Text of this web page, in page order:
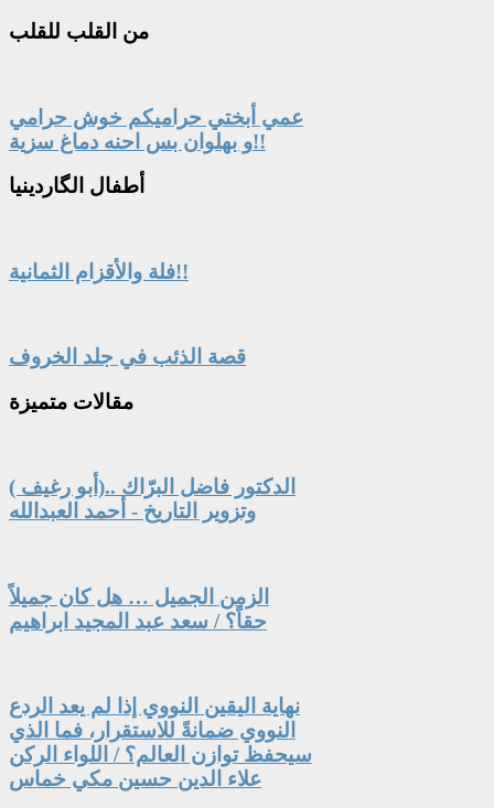
من القلب للقلب
عمي أبختي حراميكم خوش حرامي
و بهلوان بس احنه دماغ سزية!!
أطفال الگاردينيا
فلة والأقزام الثمانية!!
قصة الذئب في جلد الخروف
مقالات متميزة
الدكتور فاضل البرّاك ..(أبو رغيف )
وتزوير التاريخ - أحمد العبدالله
الزمن الجميل … هل كان جميلاً
حقاً؟ / سعد عبد المجيد ابراهيم
نهاية اليقين النووي إذا لم يعد الردع
النووي ضمانةً للاستقرار، فما الذي
سيحفظ توازن العالم؟ / اللواء الركن
علاء الدين حسين مكي خماس